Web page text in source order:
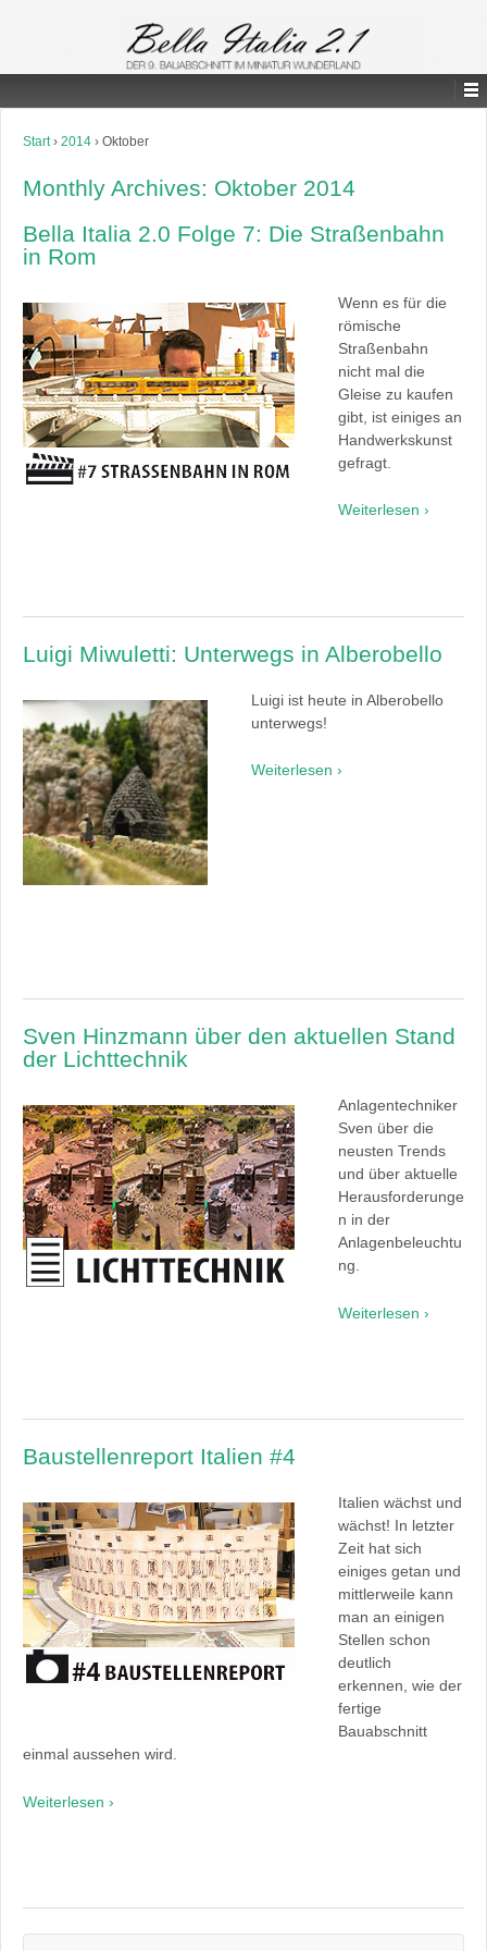
Start › 2014 › Oktober
Monthly Archives: Oktober 2014
Bella Italia 2.0 Folge 7: Die Straßenbahn
in Rom
Wenn es für die
römische
Straßenbahn
nicht mal die
Gleise zu kaufen
gibt, ist einiges an
Handwerkskunst
gefragt.
Weiterlesen ›
Luigi Miwuletti: Unterwegs in Alberobello
Luigi ist heute in Alberobello
unterwegs!
Weiterlesen ›
Sven Hinzmann über den aktuellen Stand
der Lichttechnik
Anlagentechniker
Sven über die
neusten Trends
und über aktuelle
Herausforderunge
n in der
Anlagenbeleuchtu
ng.
Weiterlesen ›
Baustellenreport Italien #4
Italien wächst und
wächst! In letzter
Zeit hat sich
einiges getan und
mittlerweile kann
man an einigen
Stellen schon
deutlich
erkennen, wie der
fertige
Bauabschnitt
einmal aussehen wird.
Weiterlesen ›